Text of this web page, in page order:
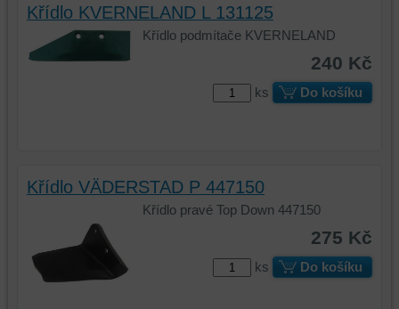
Křídlo KVERNELAND L 131125
Křídlo podmítače KVERNELAND
240 Kč
ks Do košíku
Křídlo VÄDERSTAD P 447150
Křídlo pravé Top Down 447150
275 Kč
ks Do košíku
dosáhnout
základní
funkčnosti
váš
zážitek
z
uživatelského
používat